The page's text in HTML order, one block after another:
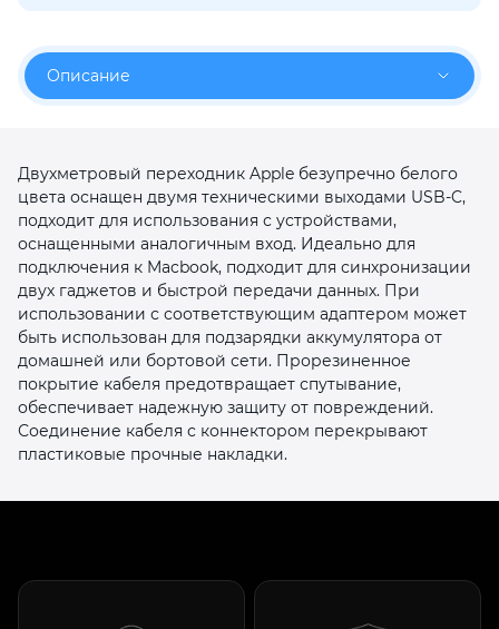
Описание
Двухметровый переходник Apple безупречно белого
цвета оснащен двумя техническими выходами USB-C,
подходит для использования с устройствами,
оснащенными аналогичным вход. Идеально для
подключения к Macbook, подходит для синхронизации
двух гаджетов и быстрой передачи данных. При
использовании с соответствующим адаптером может
быть использован для подзарядки аккумулятора от
домашней или бортовой сети. Прорезиненное
покрытие кабеля предотвращает спутывание,
обеспечивает надежную защиту от повреждений.
Соединение кабеля с коннектором перекрывают
пластиковые прочные накладки.
раз в 2 недели